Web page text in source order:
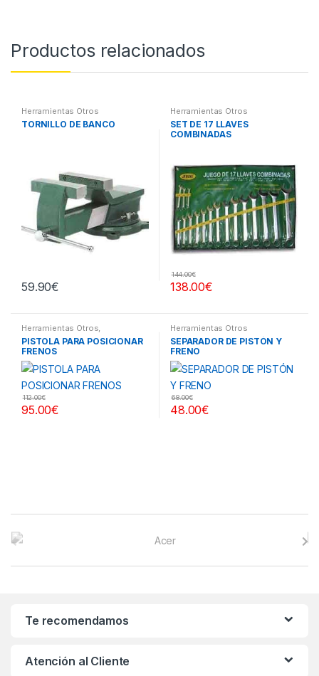
Productos relacionados
Herramientas Otros
TORNILLO DE BANCO
59.90€
Herramientas Otros
SET DE 17 LLAVES
COMBINADAS
138.00€
144.00€
Herramientas Otros,
Herramientas Frenos y
Refrigeración
PISTOLA PARA POSICIONAR
FRENOS
95.00€
112.00€
Herramientas Otros
SEPARADOR DE PISTÓN Y
FRENO
48.00€
68.00€
Te recomendamos
Atención al Cliente